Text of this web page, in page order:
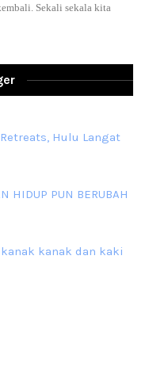
Sekali sekala kita
salam rindu untuk semua.
belum terlambat untuk che
ni 4 Zulhijjah 1444 Hijrah,
Lama betul che mat tak
Hulu Langat
HIDUP PUN BERUBAH
kanak dan kaki